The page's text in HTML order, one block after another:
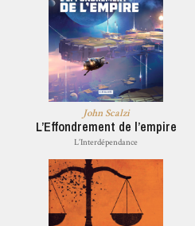
John Scalzi
L’Effondrement de l’empire
L’Interdépendance